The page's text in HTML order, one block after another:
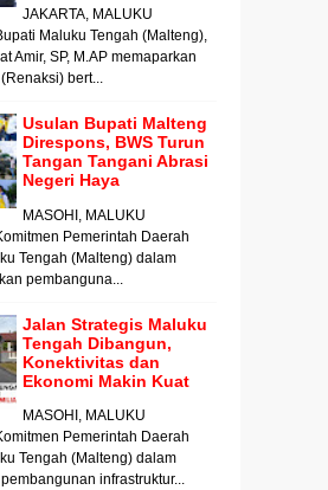
JAKARTA, MALUKU
Maluku Tengah (Malteng),
Amir, SP, M.AP memaparkan
bert...
Usulan Bupati Malteng
Direspons, BWS Turun
Tangan Tangani Abrasi
Negeri Haya
MASOHI, MALUKU
Pemerintah Daerah
Tengah (Malteng) dalam
pembanguna...
Jalan Strategis Maluku
Tengah Dibangun,
Konektivitas dan
Ekonomi Makin Kuat
MASOHI, MALUKU
Pemerintah Daerah
Tengah (Malteng) dalam
infrastruktur...